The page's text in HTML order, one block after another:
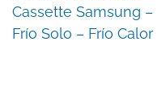
Cassette Samsung –
Frío Solo – Frío Calor